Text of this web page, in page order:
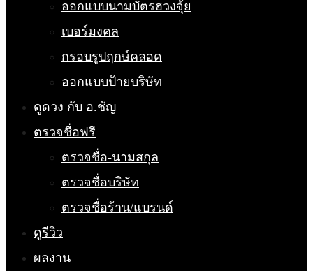
ออกแบบนามบัตรฮวงจุ้ย
เบอร์มงคล
กรอบรูปฤกษ์คลอด
ออกแบบป้ายบริษัท
ดูดวง กับ อ.ชัญ
ตรวจชื่อฟรี
ตรวจชื่อ-นามสกุล
ตรวจชื่อบริษัท
ตรวจชื่อร้าน/แบรนด์
ดูรีวิว
ผลงาน